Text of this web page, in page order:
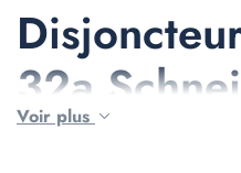
32a
3P+N
Voir plus